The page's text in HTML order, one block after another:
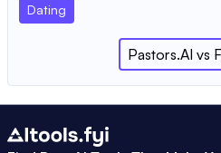
Dating
Pastors.AI vs